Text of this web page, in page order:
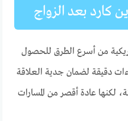
كارد بعد الزواج
من أسرع الطرق للحصول
دقيقة لضمان جدية العلاقة
لكنها عادة أقصر من المسارات